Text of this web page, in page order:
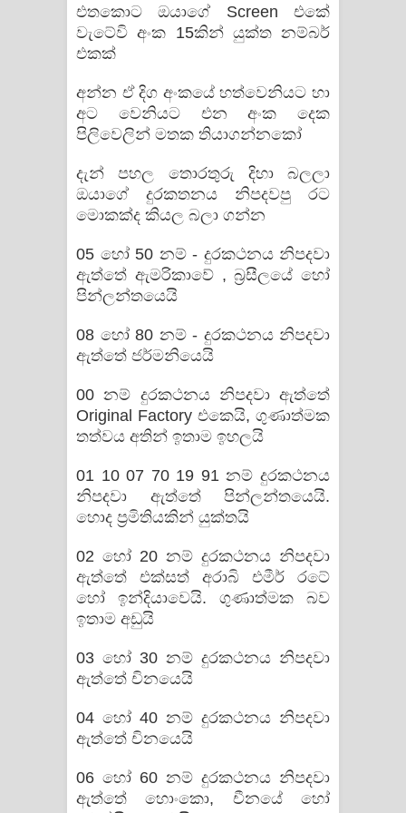
එතකොට ඔයාගේ Screen එකේ
වැටේවි අංක 15කින් යුක්ත නම්බර්
එකක්
අන්න ඒ දිග අංකයේ හත්වෙනියට හා
අට වෙනියට එන අංක දෙක
පිලිවෙලින් මතක තියාගන්නකෝ
දැන් පහල තොරතුරු දිහා බලලා
ඔයාගේ දුරකතනය නිපදවපු රට
මොකක්ද කියල බලා ගන්න
05 හෝ 50 නම් - දුරකථනය නිපදවා
ඇත්තේ ඇමරිකාවේ , බ‍්‍රසීලයේ හෝ
පින්ලන්තයෙයි
08 හෝ 80 නම් - දුරකථනය නිපදවා
ඇත්තේ ජර්මනියෙයි
00 නම් දුරකථනය නිපදවා ඇත්තේ
Original Factory එකෙයි, ගුණාත්මක
තත්වය අතින් ඉතාම ඉහලයි
01 10 07 70 19 91 නම් දුරකථනය
නිපදවා ඇත්තේ පින්ලන්තයෙයි.
හොද ප‍්‍රමිතියකින් යුක්තයි
02 හෝ 20 නම් දුරකථනය නිපදවා
ඇත්තේ එක්සත් අරාබි එමීර් රටේ
හෝ ඉන්දියාවෙයි. ගුණාත්මක බව
ඉතාම අඩුයි
03 හෝ 30 නම් දුරකථනය නිපදවා
ඇත්තේ චිනයෙයි
04 හෝ 40 නම් දුරකථනය නිපදවා
ඇත්තේ චිනයෙයි
06 හෝ 60 නම් දුරකථනය නිපදවා
ඇත්තේ හොංකො, චීනයේ හෝ